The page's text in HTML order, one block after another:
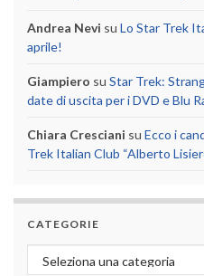
Andrea Nevi su Lo Star Trek
aprile!
Giampiero su Star Trek:
date di uscita per i DVD e Blu
Chiara Cresciani su Ecco i
Trek Italian Club “Alberto
CATEGORIE
Categorie